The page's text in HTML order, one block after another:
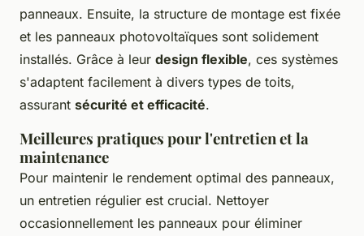
panneaux. Ensuite, la structure de montage est fixée
et les panneaux photovoltaïques sont solidement
installés. Grâce à leur design flexible, ces systèmes
s'adaptent facilement à divers types de toits,
assurant sécurité et efficacité.
Meilleures pratiques pour l'entretien et la
maintenance
Pour maintenir le rendement optimal des panneaux,
un entretien régulier est crucial. Nettoyer
occasionnellement les panneaux pour éliminer